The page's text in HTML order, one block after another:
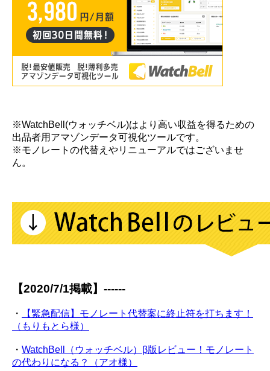
※WatchBell(ウォッチベル)はより高い収益を得るための
出品者用アマゾンデータ可視化ツールです。
※モノレートの代替えやリニューアルではございませ
ん。
【2020/7/1掲載】------
・
【緊急配信】モノレート代替案に終止符を打ちます！
（もりもとら様）
・ WatchBell（ウォッチベル）β版レビュー！モノレート
の代わりになる？（アオ様）